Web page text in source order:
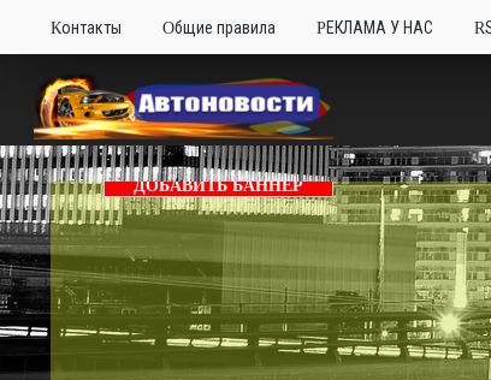
Контакты Общие правила РЕКЛАМА У НАС
ДОБАВИТЬ БАННЕР